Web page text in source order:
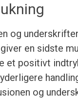
og
en sidste
et positivt
og